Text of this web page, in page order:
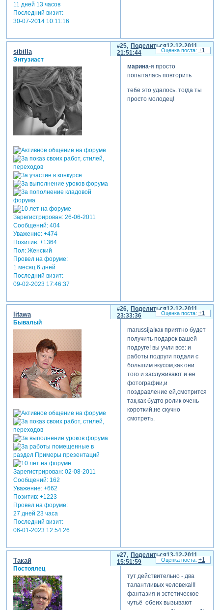
11 дней 13 часов
Последний визит:
30-07-2014 10:11:16
Поделиться
25
12-12-2011
21:51:44
sibilla
Энтузиаст
Зарегистрирован: 26-06-2011
Сообщений:404
Уважение: +474
Позитив: +1364
Пол:Женский
Провел на форуме:
1 месяц 6 дней
Последний визит:
09-02-2023 17:46:37
марина-я просто
попыталась повторить
тебе это удалось. тогда ты
просто молодец!
+1
Поделиться
26
12-12-2011
23:33:36
litawa
Бывалый
Зарегистрирован: 02-08-2011
Сообщений:162
Уважение: +662
Позитив: +1223
Провел на форуме:
27 дней 23 часа
Последний визит:
06-01-2023 12:54:26
marussija!как приятно будет
получить подарок вашей
подруге! вы учли все: и
работы подруги подали с
большим вкусом,как они
того и заслуживают и ее
фотографии,и
поздравление ей,смотрится
так,как будто ролик очень
короткий,не скучно
смотреть.
+1
Поделиться
27
13-12-2011
15:51:59
Такай
Постоялец
тут действительно - два
талантливых человека!!!
фантазия и эстетическое
чутьё обеих вызывают
+1